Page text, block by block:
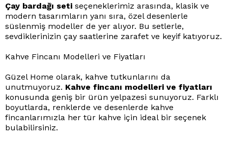
Çay bardağı seti seçeneklerimiz arasında, klasik ve
modern tasarımların yanı sıra, özel desenlerle
süslenmiş modeller de yer alıyor. Bu setlerle,
sevdiklerinizin çay saatlerine zarafet ve keyif katıyoruz.
Kahve Fincanı Modelleri ve Fiyatları
Güzel Home olarak, kahve tutkunlarını da
unutmuyoruz. Kahve fincanı modelleri ve fiyatları
konusunda geniş bir ürün yelpazesi sunuyoruz. Farklı
boyutlarda, renklerde ve desenlerde kahve
fincanlarımızla her tür kahve için ideal bir seçenek
bulabilirsiniz.